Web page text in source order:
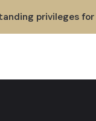
privileges